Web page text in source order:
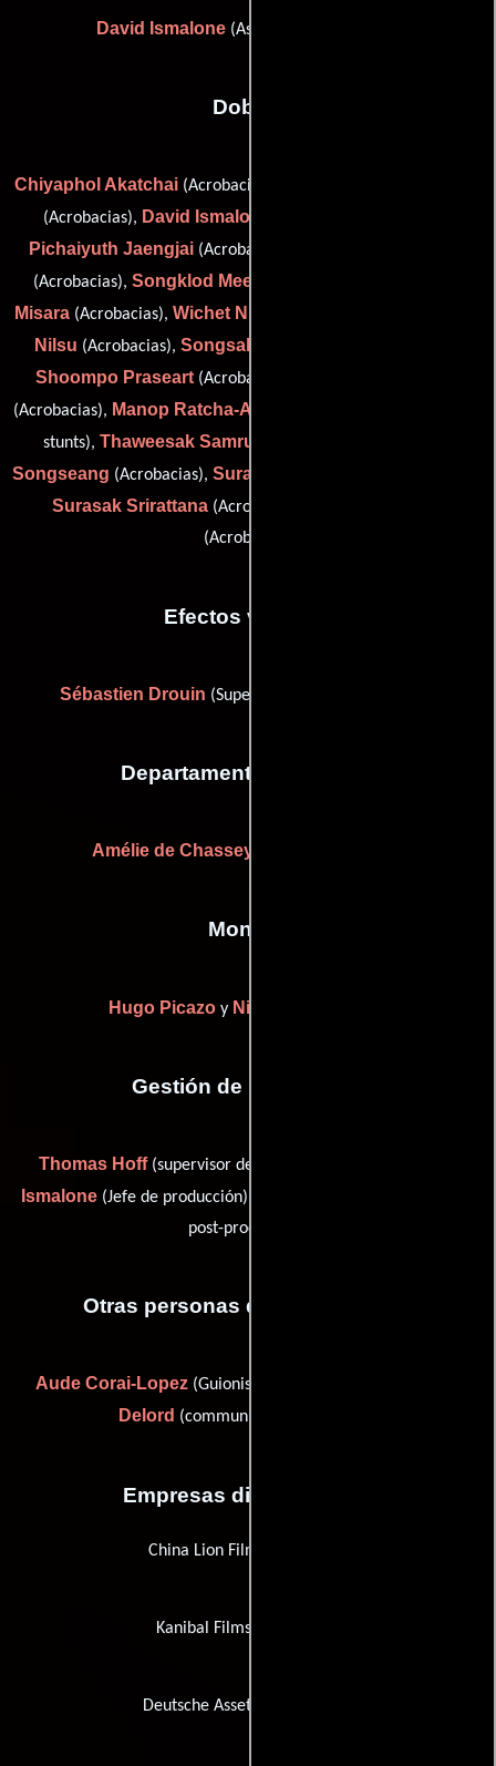
David Ismalone (Asistente de dirección)
Dobles
Chiyaphol Akatchai(Acrobacias),
(Acrobacias), David Ismalone
Pichaiyuth Jaengjai (Acrobacias),
(Acrobacias), Songklod Meechaiyo
Misara(Acrobacias), Wichet Nilklang
Nilsu (Acrobacias), Songsak Phomsawad
Shoompo Praseart(Acrobacias),
(Acrobacias), Manop Ratcha-Asa
stunts), Thaweesak Samruai
Songseang (Acrobacias), Surawuth Srirathana
Surasak Srirattana(Acrobacias) y
(Acrobacias)
Efectos visuales
Sébastien Drouin (Supervisor de efectos visuales)
Departamento de musica
Amélie de Chassey
Montaje
Hugo Picazoy Nicolas Sarkissian
Gestión de producción
Thomas Hoff(supervisor de post-producción),
Ismalone (Jefe de producción) y
post-producción)
Otras personas que participaron
Aude Corai-Lopez (Guionista supervisor) y
Delord (communications manager)
Empresas distribuidoras
China Lion Film Distribution
Kanibal Films Distribution
Deutsche Asset Management